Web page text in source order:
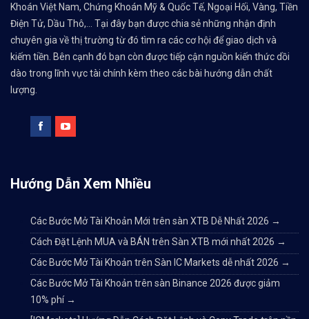
Khoán Việt Nam, Chứng Khoán Mỹ & Quốc Tế, Ngoại Hối, Vàng, Tiền
Điện Tử, Dầu Thô,... Tại đây bạn được chia sẻ những nhận định
chuyên gia về thị trường từ đó tìm ra các cơ hội để giao dịch và
kiếm tiền. Bên cạnh đó bạn còn được tiếp cận nguồn kiến thức dồi
dào trong lĩnh vực tài chính kèm theo các bài hướng dẫn chất
lượng.
Hướng Dẫn Xem Nhiều
Các Bước Mở Tài Khoản Mới trên sàn XTB Dễ Nhất 2026 →
Cách Đặt Lệnh MUA và BÁN trên Sàn XTB mới nhất 2026 →
Các Bước Mở Tài Khoản trên Sàn IC Markets dễ nhất 2026 →
Các Bước Mở Tài Khoản trên sàn Binance 2026 được giảm
10% phí →